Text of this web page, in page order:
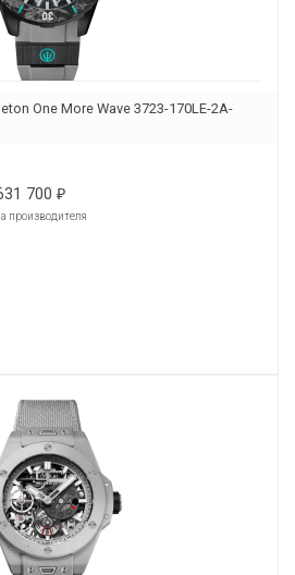
One More Wave 3723-170LE-2A-
700 ₽
производителя